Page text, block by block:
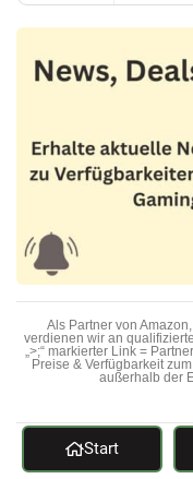
Als Partner von
verdienen wir an
„>;“ markierter Link =
Preise & Verfügbarkeit
außerhalb der
Start